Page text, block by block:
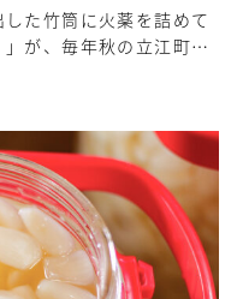
た竹筒に火薬を詰めて
が、毎年秋の立江町八